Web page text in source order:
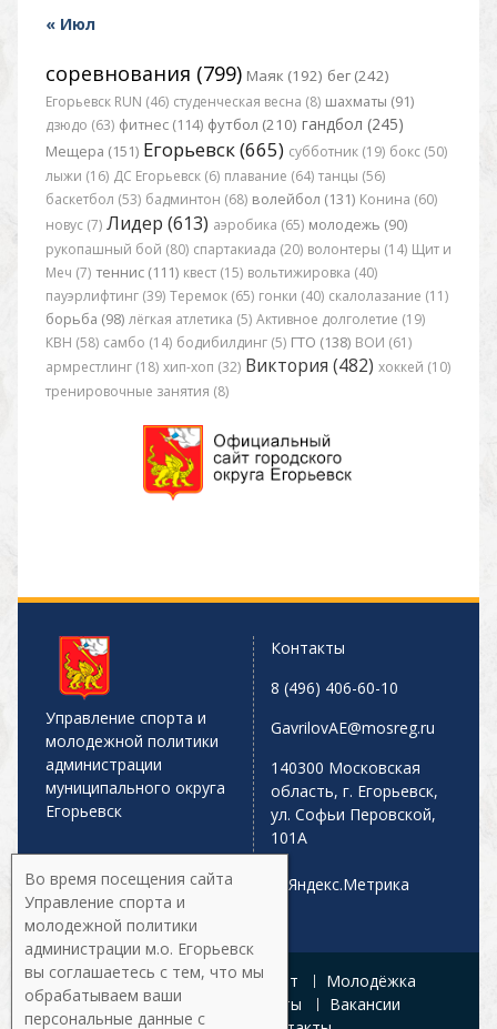
« Июл
соревнования (799) Маяк (192) бег (242)
Егорьевск RUN (46) студенческая весна (8) шахматы (91)
дзюдо (63) фитнес (114) футбол (210) гандбол (245)
Мещера (151) Егорьевск (665) субботник (19) бокс (50)
лыжи (16) ДС Егорьевск (6) плавание (64) танцы (56)
баскетбол (53) бадминтон (68) волейбол (131) Конина (60)
новус (7) Лидер (613) аэробика (65) молодежь (90)
рукопашный бой (80) спартакиада (20) волонтеры (14) Щит и
Меч (7) теннис (111) квест (15) вольтижировка (40)
пауэрлифтинг (39) Теремок (65) гонки (40) скалолазание (11)
борьба (98) лёгкая атлетика (5) Активное долголетие (19)
КВН (58) самбо (14) бодибилдинг (5) ГТО (138) ВОИ (61)
армрестлинг (18) хип-хоп (32) Виктория (482) хоккей (10)
тренировочные занятия (8)
Управление спорта и
молодежной политики
администрации
муниципального округа
Егорьевск
Контакты
8 (496) 406-60-10
GavrilovAE@mosreg.ru
140300 Московская
область, г. Егорьевск,
ул. Софьи Перовской,
101А
Главная Афиша Спорт
Молодёжка
Управление
Документы
Вакансии
Во время посещения сайта
Управление спорта и
молодежной политики
администрации м.о. Егорьевск
вы соглашаетесь с тем, что мы
обрабатываем ваши
персональные данные с